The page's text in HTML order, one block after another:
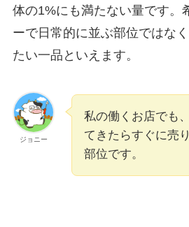
体の1%にも満たない量です。
ーで日常的に並ぶ部位ではな
たい一品といえます。
ジョニー
私の働くお店でも
てきたらすぐに売
部位です。